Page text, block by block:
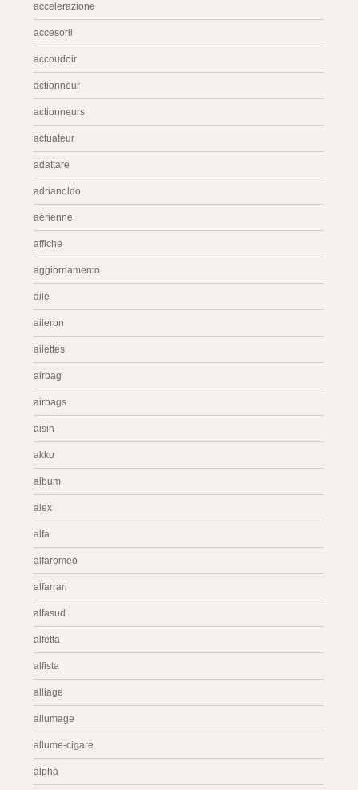
accelerazione
accesorii
accoudoir
actionneur
actionneurs
actuateur
adattare
adrianoldo
aérienne
affiche
aggiornamento
aile
aileron
ailettes
airbag
airbags
aisin
akku
album
alex
alfa
alfaromeo
alfarrari
alfasud
alfetta
alfista
alliage
allumage
allume-cigare
alpha